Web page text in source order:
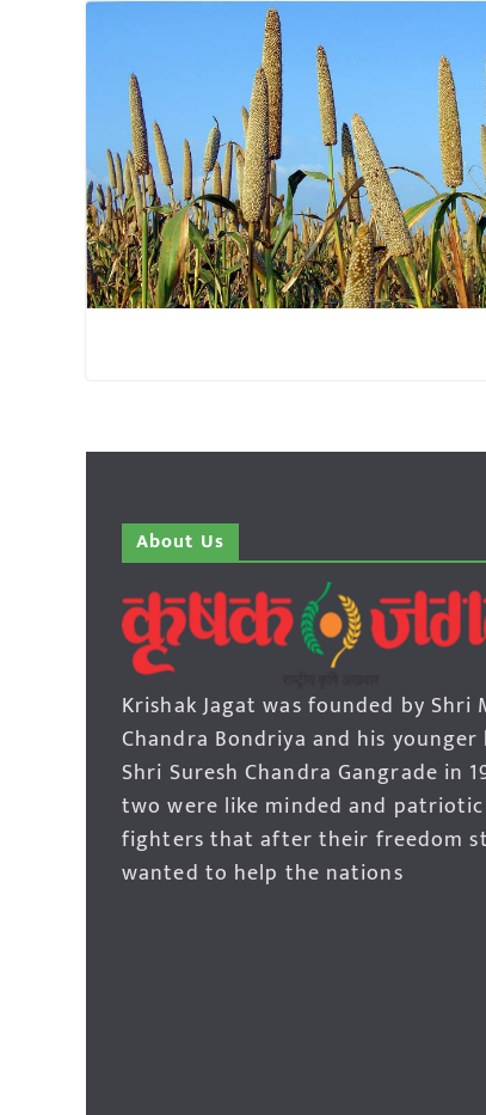
About Us
Krishak Jagat was founded by Shri
Chandra Bondriya and his
Shri Suresh Chandra Gangrade in
two were like minded and
fighters that after their freedom
wanted to help the nations